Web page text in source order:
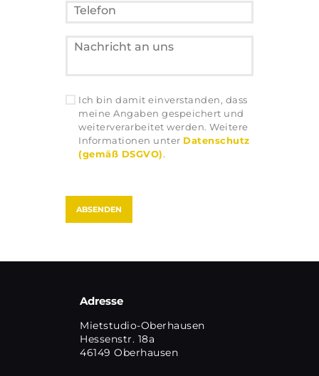
Ich bin damit einverstanden, dass
meine Angaben gespeichert und
weiterverarbeitet werden. Weitere
Informationen unter Datenschutz
(gemäß DSGVO).
Adresse
Mietstudio-Oberhausen
Hessenstr. 18a
46149 Oberhausen